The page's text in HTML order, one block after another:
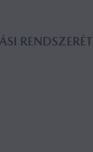
REND­SZE­RÉT